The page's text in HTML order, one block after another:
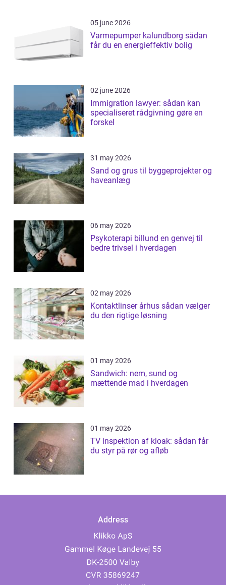
05 june 2026
Varmepumper kalundborg sådan
får du en energieffektiv bolig
02 june 2026
Immigration lawyer: sådan kan
specialiseret rådgivning gøre en
forskel
31 may 2026
Sand og grus til byggeprojekter og
haveanlæg
06 may 2026
Psykoterapi billund en genvej til
bedre trivsel i hverdagen
02 may 2026
Kontaktlinser århus sådan vælger
du den rigtige løsning
01 may 2026
Sandwich: nem, sund og
mættende mad i hverdagen
01 may 2026
TV inspektion af kloak: sådan får
du styr på rør og afløb
Address